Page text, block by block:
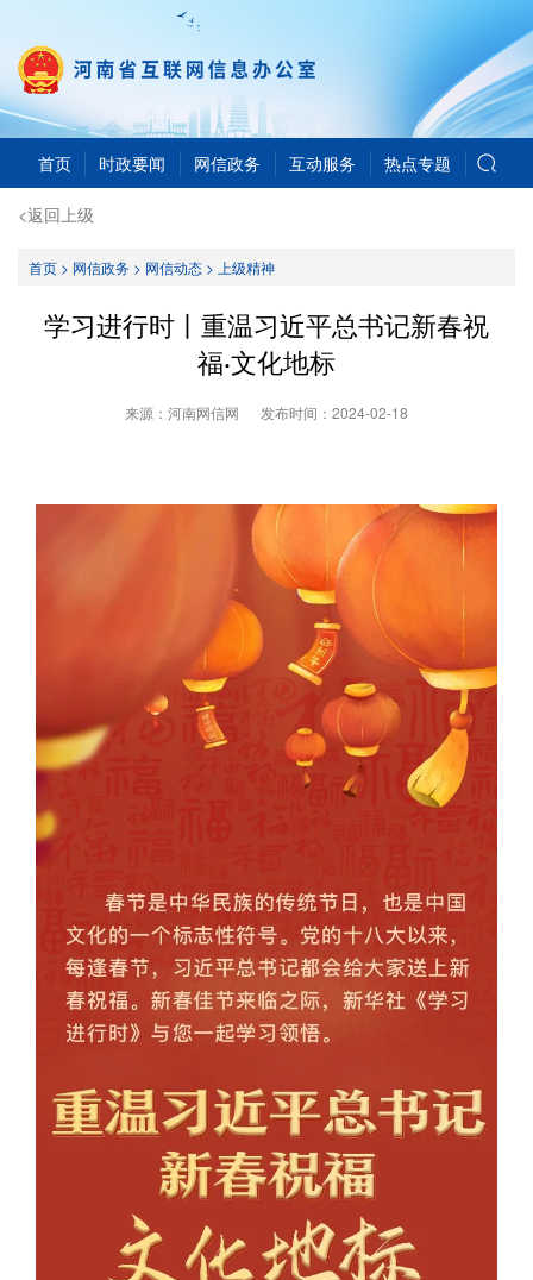
首页 时政要闻 网信政务 互动服务 热点专题
<返回上级
首页> 网信政务> 网信动态> 上级精神
学习进行时丨重温习近平总书记新春祝
福·文化地标
来源：河南网信网 发布时间： 2024-02-18